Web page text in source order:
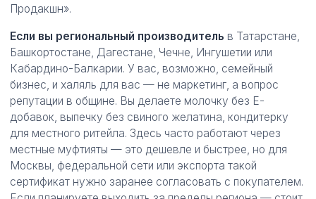
Продакшн».
Если вы региональный производитель в Татарстане,
Башкортостане, Дагестане, Чечне, Ингушетии или
Кабардино-Балкарии. У вас, возможно, семейный
бизнес, и халяль для вас — не маркетинг, а вопрос
репутации в общине. Вы делаете молочку без E-
добавок, выпечку без свиного желатина, кондитерку
для местного ритейла. Здесь часто работают через
местные муфтияты — это дешевле и быстрее, но для
Москвы, федеральной сети или экспорта такой
сертификат нужно заранее согласовать с покупателем.